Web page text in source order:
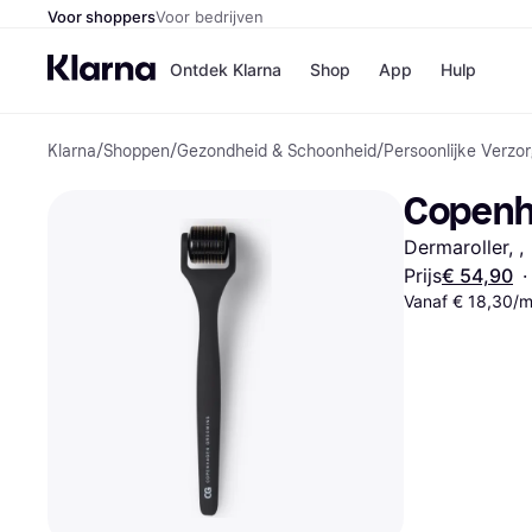
Voor shoppersVoor bedrijven
Ontdek Klarna Shop
Winkels
Bol
H&M
App Hulp
Klarna/Shoppen/Gezondheid & Schoonheid/Persoonlijke
Dermaroller, ,
Prijs€ 54,90 ·
Vanaf € 18,30/